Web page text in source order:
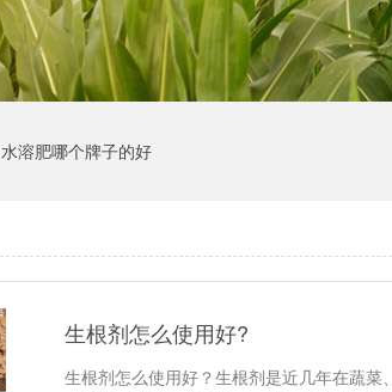
水溶肥哪个牌子的好
生根剂怎么使用好?
生根剂怎么使用好？生根剂是近几年在蔬